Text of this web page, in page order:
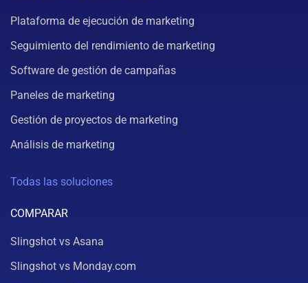
Plataforma de ejecución de marketing
Seguimiento del rendimiento de marketing
Software de gestión de campañas
Paneles de marketing
Gestión de proyectos de marketing
Análisis de marketing
Todas las soluciones
COMPARAR
Slingshot vs Asana
Slingshot vs Monday.com